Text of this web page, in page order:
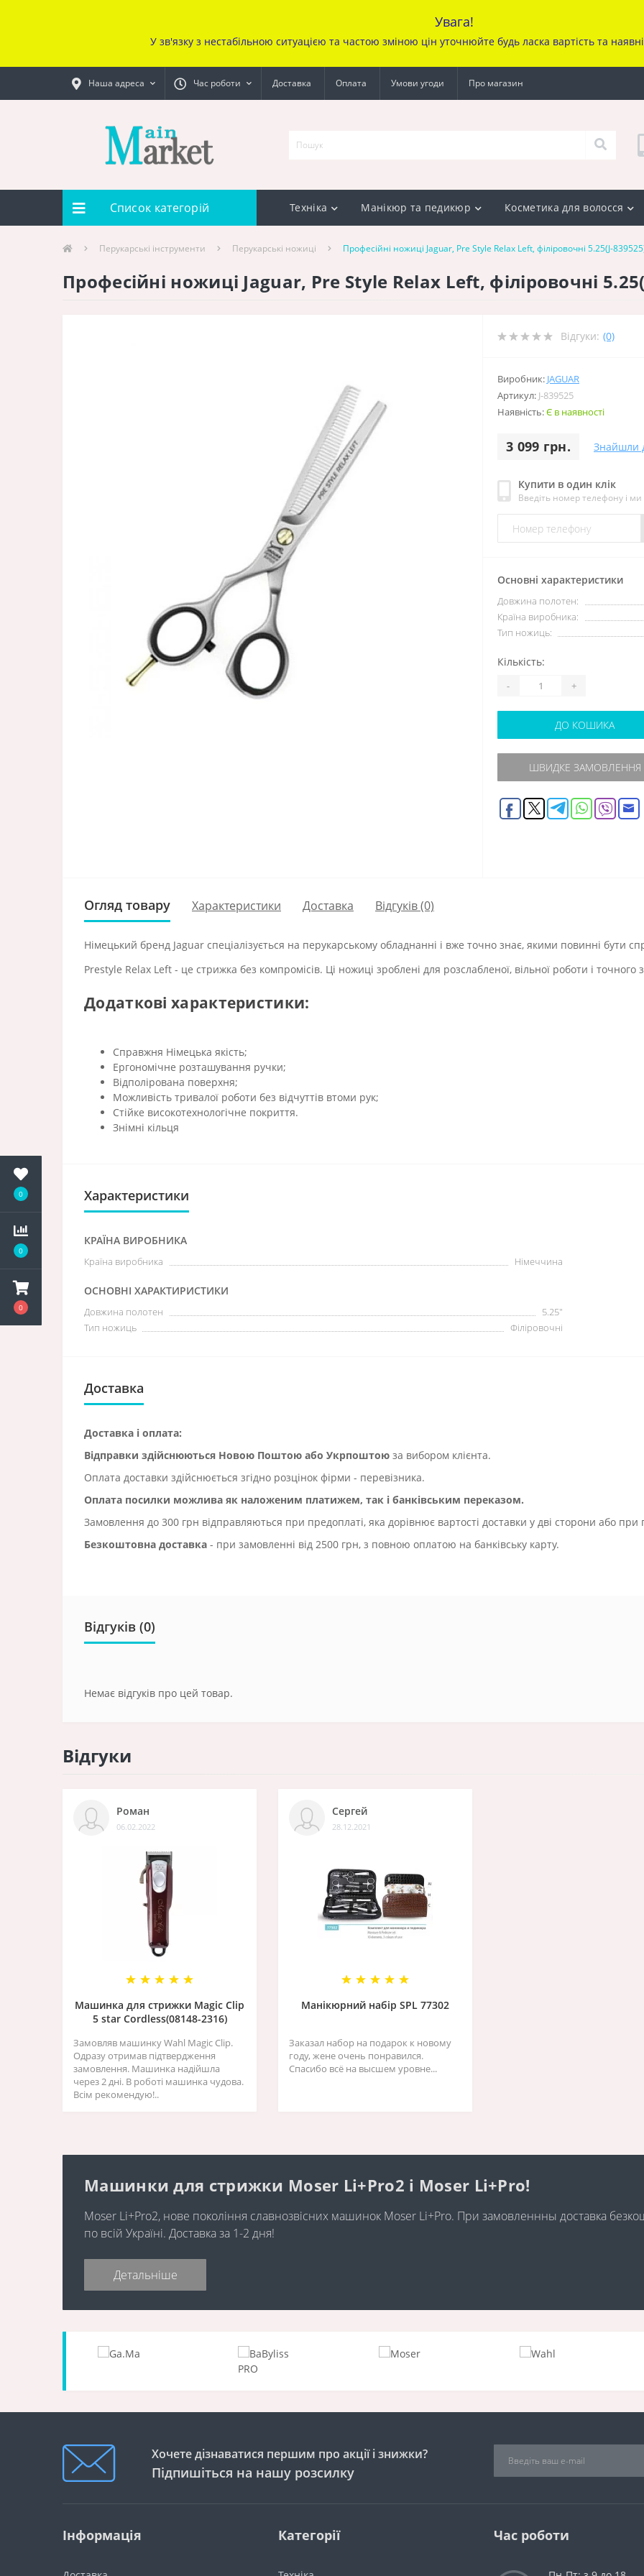
0
0
0
Увага!
У зв'язку з нестабільною ситуацією та частою зміною цін уточнюйте будь ласка вартість та
Наша адреса Час роботи Доставка Оплата Умови угоди Про магазин
Список категорій Техніка Манікюр та педикюр Косметика для волосся
Перукарcькі інструменти Перукарські ножиці Професійні ножиці Jaguar, Pre Style Relax Left, філіровочні 5.25(J-
Професійні ножиці Jaguar, Pre Style Relax Left, філіровочні
Відгуки: (0)
Виробник: JAGUAR
Артикул: J-839525
Наявність:Є в наявності
3 099 грн. Знайшли
Купити в один клік
Введіть номер телефону і
Основні характеристики
Довжина полотен:
Країна виробника:
Тип ножиць:
Кількість:
- +
ДО КОШИКА
ШВИДКЕ ЗАМОВЛЕННЯ
Огляд товару Характеристики Доставка Відгуків (0)
Німецький бренд Jaguar спеціалізується на перукарському обладнанні і вже точно знає, якими повинні бути
Prestyle Relax Left - це стрижка без компромісів. Ці ножиці зроблені для розслабленої, вільної роботи і точного
Додаткові характеристики:
Справжня Німецька якість;
Ергономічне розташування ручки;
Відполірована поверхня;
Можливість тривалої роботи без відчуттів втоми рук;
Стійке високотехнологічне покриття.
Знімні кільця
Характеристики
КРАЇНА ВИРОБНИКА
Країна виробника Німеччина
ОСНОВНІ ХАРАКТИРИСТИКИ
Довжина полотен
5.25″
Тип ножиць
Філіровочні
Доставка
Доставка і оплата:
Відправки здійснюються Новою Поштою або Укрпоштою за вибором клієнта.
Оплата доставки здійснюється згідно розцінок фірми - перевізника.
Оплата посилки можлива як наложеним платижем, так і банківським переказом.
Замовлення до 300 грн відправляються при предоплаті, яка дорівнює вартості доставки у дві сторони або при
Безкоштовна доставка - при замовленні від 2500 грн, з повною оплатою на банківську карту.
Відгуків (0)
Немає відгуків про цей товар.
Відгуки
Роман
06.02.2022
Машинка для стрижки Magic Clip
5 star Cordless(08148-2316)
Замовляв машинку Wahl Magic Clip.
Одразу отримав підтвердження
замовлення. Машинка надійшла
через 2 дні. В роботі машинка чудова.
Всім рекомендую!..
Сергей
28.12.2021
Манікюрний набір SPL 77302
Заказал набор на подарок к новому
году, жене очень понравился.
Спасибо всё на высшем уровне...
Машинки для стрижки Moser Li+Pro2 і Moser Li+Pro!
Moser Li+Pro2, нове покоління славнозвісних машинок Moser Li+Pro. При замовленнны доставка
по всій Україні. Доставка за 1-2 дня!
Детальніше
Хочете дізнаватися першим про акції і знижки?
Підпишіться на нашу розсилку
Інформація Категорії Час роботи